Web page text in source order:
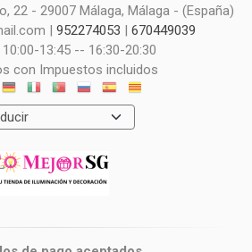
22 - 29007 Málaga, Málaga - (España)
| 952274053 | 670449039
10:00-13:45 -- 16:30-20:30
con Impuestos incluidos